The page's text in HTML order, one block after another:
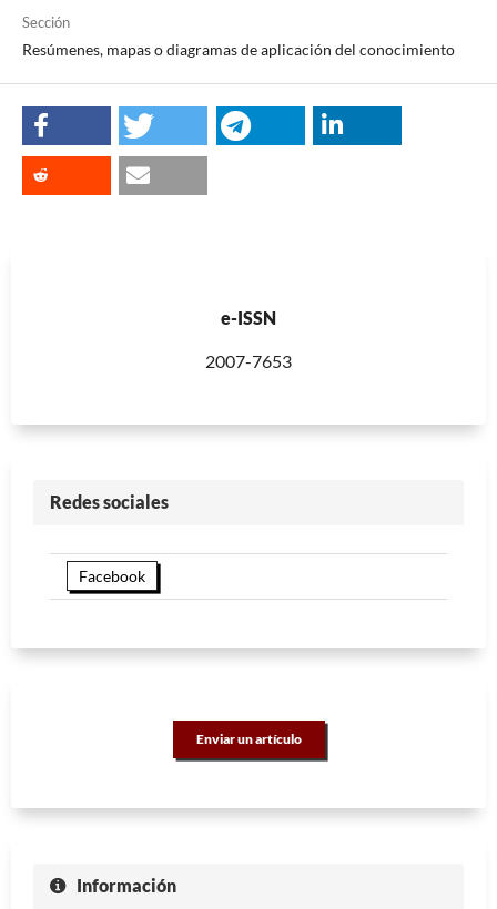
Sección
Resúmenes, mapas o diagramas de aplicación del conocimiento
e-ISSN
2007-7653
Redes sociales
Facebook
Enviar un artículo
Información